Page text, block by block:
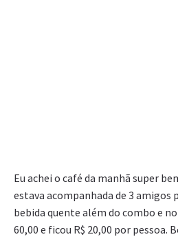
Eu achei o café da manhã super
estava acompanhada de 3 amigos
bebida quente além do combo e
60,00 e ficou R$ 20,00 por pessoa.